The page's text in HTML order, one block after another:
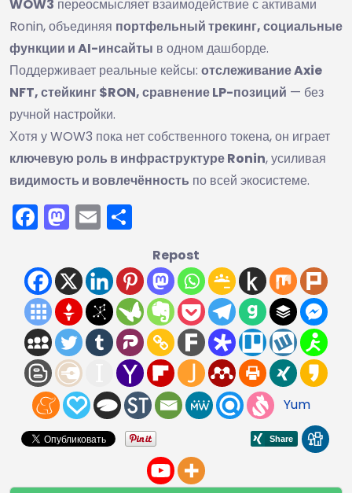
WOW3 переосмысляет взаимодействие с активами
Ronin, объединяя портфельный трекинг, социальные
функции и AI-инсайты в одном дашборде.
Поддерживает реальные кейсы: отслеживание Axie
NFT, стейкинг $RON, сравнение LP-позиций — без
ручной настройки.
Хотя у WOW3 пока нет собственного токена, он играет
ключевую роль в инфраструктуре Ronin, усиливая
видимость и вовлечённость по всей экосистеме.
Facebook
Mastodon
Email
Repost
Yum